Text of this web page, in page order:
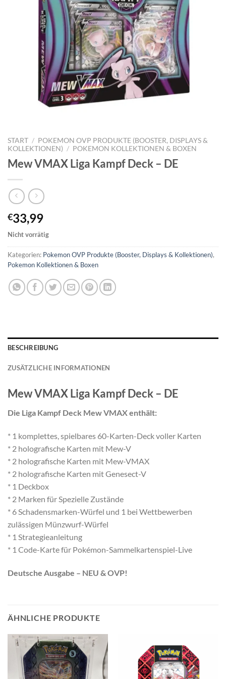
START / POKEMON OVP PRODUKTE (BOOSTER, DISPLAYS &
KOLLEKTIONEN) / POKEMON KOLLEKTIONEN & BOXEN
Mew VMAX Liga Kampf Deck – DE
€33,99
Nicht vorrätig
Kategorien: Pokemon OVP Produkte (Booster, Displays & Kollektionen),
Pokemon Kollektionen & Boxen
BESCHREIBUNG
ZUSÄTZLICHE INFORMATIONEN
Mew VMAX Liga Kampf Deck – DE
Die Liga Kampf Deck Mew VMAX enthält:
* 1 komplettes, spielbares 60-Karten-Deck voller Karten
* 2 holografische Karten mit Mew-V
* 2 holografische Karten mit Mew-VMAX
* 2 holografische Karten mit Genesect-V
* 1 Deckbox
* 2 Marken für Spezielle Zustände
* 6 Schadensmarken-Würfel und 1 bei Wettbewerben
zulässigen Münzwurf-Würfel
* 1 Strategieanleitung
* 1 Code-Karte für Pokémon-Sammelkartenspiel-Live
Deutsche Ausgabe – NEU & OVP!
ÄHNLICHE PRODUKTE